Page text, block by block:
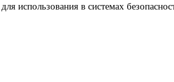
использования в системах